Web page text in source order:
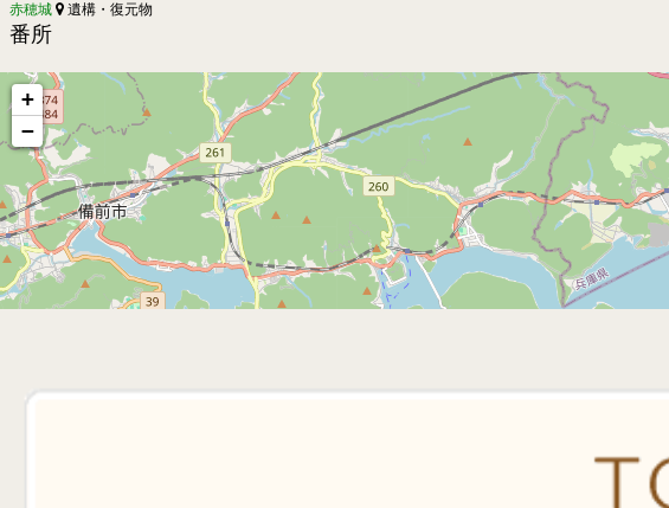
赤穂城 遺構・復元物
番所
+
−